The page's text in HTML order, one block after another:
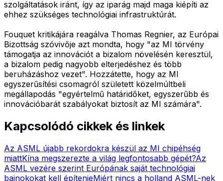
szolgáltatások iránt, így az iparág majd maga kiépíti az
ehhez szükséges technológiai infrastruktúrát.
Fouquet kritikájára reagálva Thomas Regnier, az Európai
Bizottság szóvivője azt mondta, hogy "az MI törvény
támogatja az innovációt a bizalom növelésén keresztül,
a bizalom pedig nagyobb elterjedéshez és több
beruházáshoz vezet". Hozzátette, hogy az MI
egyszerűsítési csomagról született közelmúltbeli
megállapodás "egyértelmű határidőket, egyszerűbb és
innovációbarát szabályokat biztosít az MI számára".
Kapcsolódó cikkek és linkek
Az ASML újabb rekordokra készül az MI chipéhség
miattKína megszerezte a világ legfontosabb gépét?Az
ASML vezére szerint Európának saját technológiai
bajnokokat kell építenieMiért nincs a holland ASML-nek